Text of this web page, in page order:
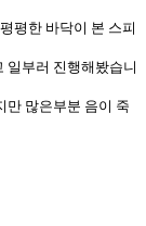
평한 바닥이 본 스피
일부러 진행해봤습니
만 많은부분 음이 죽